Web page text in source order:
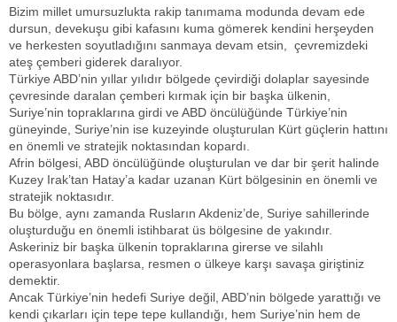
Bizim millet umursuzlukta rakip tanımama modunda devam ede
dursun, devekuşu gibi kafasını kuma gömerek kendini herşeyden
ve herkesten soyutladığını sanmaya devam etsin, çevremizdeki
ateş çemberi giderek daralıyor.
Türkiye ABD’nin yıllar yılıdır bölgede çevirdiği dolaplar sayesinde
çevresinde daralan çemberi kırmak için bir başka ülkenin,
Suriye’nin topraklarına girdi ve ABD öncülüğünde Türkiye’nin
güneyinde, Suriye’nin ise kuzeyinde oluşturulan Kürt güçlerin hattını
en önemli ve stratejik noktasından kopardı.
Afrin bölgesi, ABD öncülüğünde oluşturulan ve dar bir şerit halinde
Kuzey Irak’tan Hatay’a kadar uzanan Kürt bölgesinin en önemli ve
stratejik noktasıdır.
Bu bölge, aynı zamanda Rusların Akdeniz’de, Suriye sahillerinde
oluşturduğu en önemli istihbarat üs bölgesine de yakındır.
Askeriniz bir başka ülkenin topraklarına girerse ve silahlı
operasyonlara başlarsa, resmen o ülkeye karşı savaşa giriştiniz
demektir.
Ancak Türkiye’nin hedefi Suriye değil, ABD’nin bölgede yarattığı ve
kendi çıkarları için tepe tepe kullandığı, hem Suriye’nin hem de